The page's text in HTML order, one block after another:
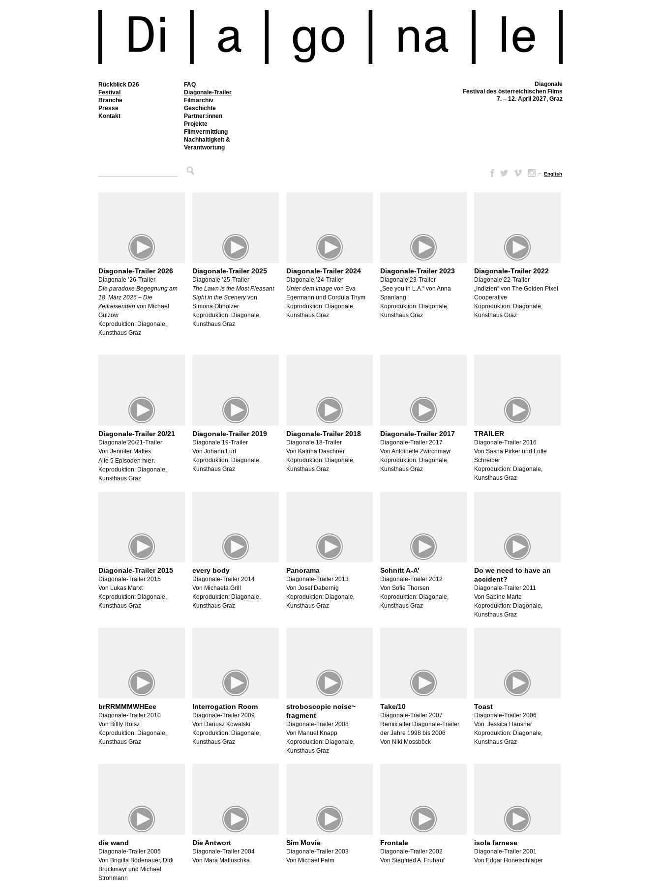
Rückblick D26
Festival
FAQ
Diagonale-Trailer
Filmarchiv
Geschichte
Partner:innen
Projekte
Filmvermittlung
Nachhaltigkeit &
Verantwortung
Branche
Presse
Kontakt
Diagonale
Festival des österreichischen Films
7. – 12. April 2027, Graz
– English
Diagonale-Trailer 2026
Diagonale ’26-Trailer
Die paradoxe Begegnung am
18. März 2026 – Die
Zeitreisenden von Michael
Gülzow
Koproduktion: Diagonale,
Kunsthaus Graz
Diagonale-Trailer 2025
Diagonale ’25-Trailer
The Lawn is the Most Pleasant
Sight in the Sceneryvon
Simona Obholzer
Koproduktion: Diagonale,
Kunsthaus Graz
Diagonale-Trailer 2024
Diagonale ’24-Trailer
Unter dem Image von Eva
Egermann und Cordula Thym
Koproduktion: Diagonale,
Kunsthaus Graz
Diagonale-Trailer 2023
Diagonale’23-Trailer
„See you in L.A.“ von Anna
Spanlang
Koproduktion: Diagonale,
Kunsthaus Graz
Diagonale-Trailer 2022
Diagonale’22-Trailer
„Indizien“ von The Golden Pixel
Cooperative
Koproduktion: Diagonale,
Kunsthaus Graz
Diagonale-Trailer 20/21
Diagonale’20/21-Trailer
Von Jennifer Mattes
Alle 5 Episoden hier.
Koproduktion: Diagonale,
Kunsthaus Graz
Diagonale-Trailer 2019
Diagonale’19-Trailer
Von Johann Lurf
Koproduktion: Diagonale,
Kunsthaus Graz
Diagonale-Trailer 2018
Diagonale’18-Trailer
Von Katrina Daschner
Koproduktion: Diagonale,
Kunsthaus Graz
Diagonale-Trailer 2017
Diagonale-Trailer 2017
Von Antoinette Zwirchmayr
Koproduktion: Diagonale,
Kunsthaus Graz
TRAILER
Diagonale-Trailer 2016
Von Sasha Pirker und Lotte
Schreiber
Koproduktion: Diagonale,
Kunsthaus Graz
Diagonale-Trailer 2015
Diagonale-Trailer 2015
Von Lukas Marxt
Koproduktion: Diagonale,
Kunsthaus Graz
every body
Diagonale-Trailer 2014
Von Michaela Grill
Koproduktion: Diagonale,
Kunsthaus Graz
Panorama
Diagonale-Trailer 2013
Von Josef Dabernig
Koproduktion: Diagonale,
Kunsthaus Graz
Schnitt A-A’
Diagonale-Trailer 2012
Von Sofie Thorsen
Koproduktion: Diagonale,
Kunsthaus Graz
Do we need to have an
accident?
Diagonale-Trailer 2011
Von Sabine Marte
Koproduktion: Diagonale,
Kunsthaus Graz
brRRMMMWHEee
Diagonale-Trailer 2010
Von Billly Roisz
Koproduktion: Diagonale,
Kunsthaus Graz
Interrogation Room
Diagonale-Trailer 2009
Von Dariusz Kowalski
Koproduktion: Diagonale,
Kunsthaus Graz
stroboscopic noise~
fragment
Diagonale-Trailer 2008
Von Manuel Knapp
Koproduktion: Diagonale,
Kunsthaus Graz
Take/10
Diagonale-Trailer 2007
Remix aller Diagonale-Trailer
der Jahre 1998 bis 2006
Von Niki Mossböck
Toast
Diagonale-Trailer 2006
Von Jessica Hausner
Koproduktion: Diagonale,
Kunsthaus Graz
die wand
Diagonale-Trailer 2005
Von Brigitta Bödenauer, Didi
Bruckmayr und Michael
Strohmann
Die Antwort
Diagonale-Trailer 2004
Von Mara Mattuschka
Sim Movie
Diagonale-Trailer 2003
Von Michael Palm
Frontale
Diagonale-Trailer 2002
Von Siegfried A. Fruhauf
isola farnese
Diagonale-Trailer 2001
Von Edgar Honetschläger